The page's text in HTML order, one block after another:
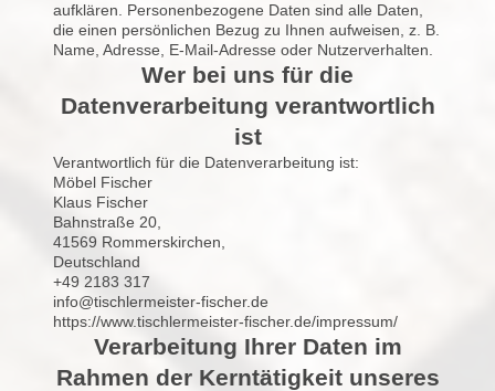
aufklären. Personenbezogene Daten sind alle Daten,
die einen persönlichen Bezug zu Ihnen aufweisen, z. B.
Name, Adresse, E-Mail-Adresse oder Nutzerverhalten.
Wer bei uns für die
Datenverarbeitung verantwortlich
ist
Verantwortlich für die Datenverarbeitung ist:
Möbel Fischer
Klaus Fischer
Bahnstraße 20,
41569 Rommerskirchen,
Deutschland
+49 2183 317
info@tischlermeister-fischer.de
https://www.tischlermeister-fischer.de/impressum/
Verarbeitung Ihrer Daten im
Rahmen der Kerntätigkeit unseres